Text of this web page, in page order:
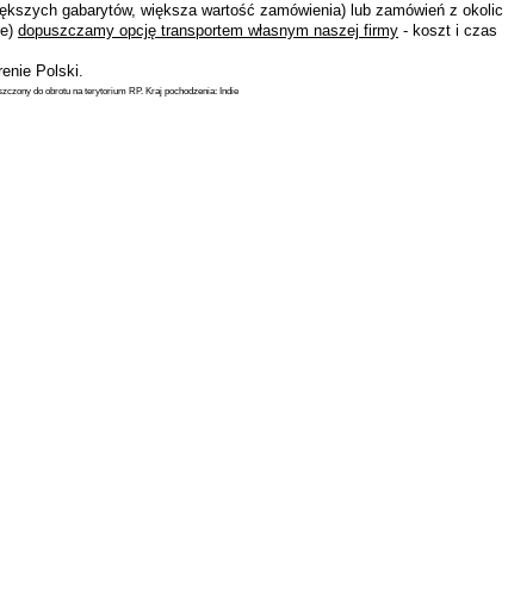
gabarytów, większa wartość zamówienia) lub zamówień z okolic
dopuszczamy opcję transportem własnym naszej firmy - koszt i czas
Polski.
do obrotu na terytorium RP. Kraj pochodzenia: Indie